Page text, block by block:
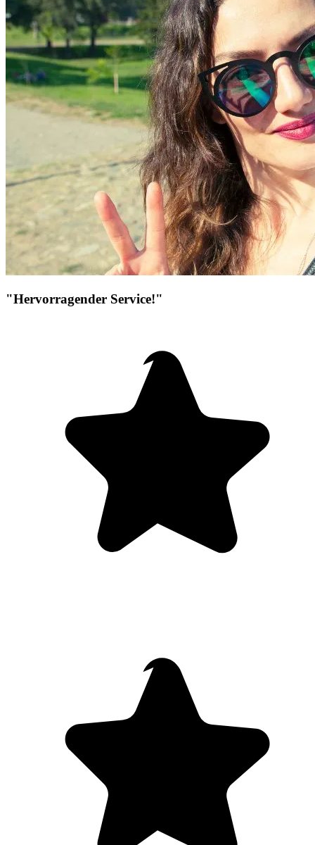
"Hervorragender Service!"